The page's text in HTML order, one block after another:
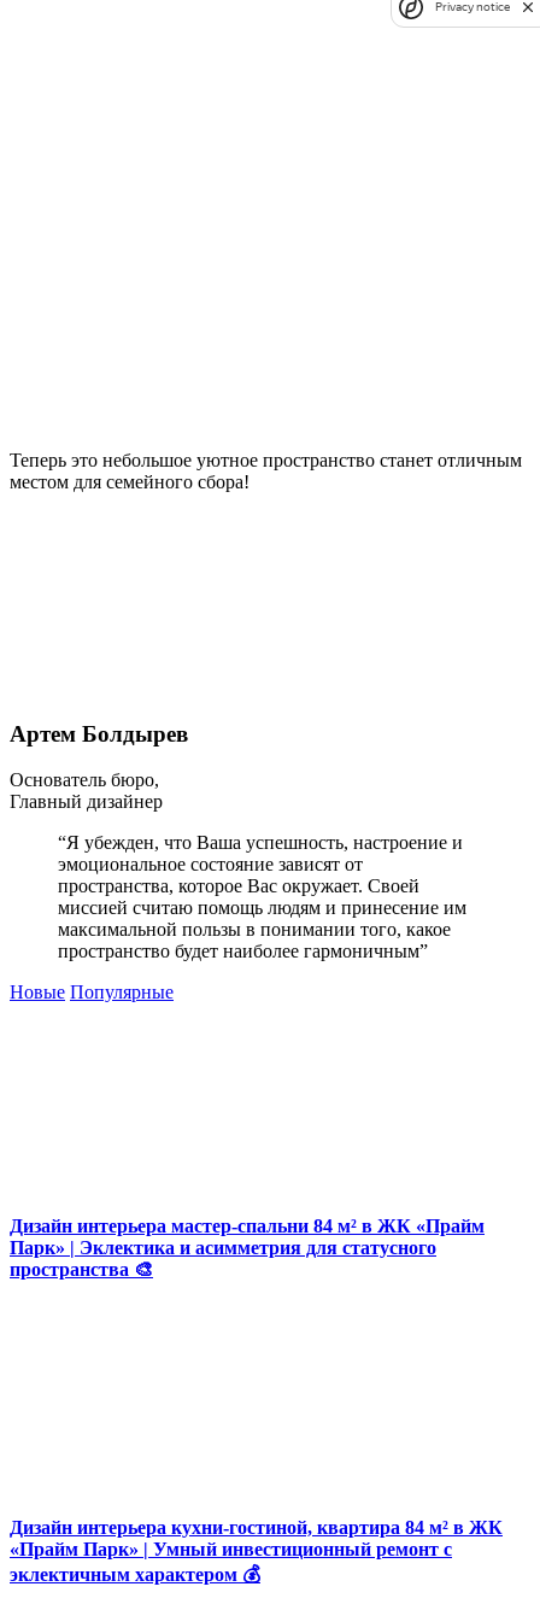
Теперь это небольшое уютное пространство станет отличным
местом для семейного сбора!
Артем Болдырев
Основатель бюро,
Главный дизайнер
“Я убежден, что Ваша успешность, настроение и
эмоциональное состояние зависят от
пространства, которое Вас окружает. Своей
миссией считаю помощь людям и принесение им
максимальной пользы в понимании того, какое
пространство будет наиболее гармоничным”
Новые Популярные
Дизайн интерьера мастер-спальни 84 м² в ЖК «Прайм
Парк» | Эклектика и асимметрия для статусного
пространства 🎨
Дизайн интерьера кухни-гостиной, квартира 84 м² в ЖК
«Прайм Парк» | Умный инвестиционный ремонт с
эклектичным характером 💰
Privacy notice